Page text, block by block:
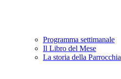
Programma settimanale
Il Libro del Mese
La storia della Parrocchia